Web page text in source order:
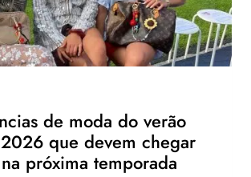
de moda do verão
que devem chegar
próxima temporada